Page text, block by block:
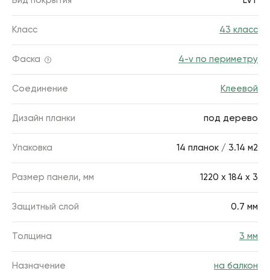
Класс 43 класс
Фаска 4-v по периметру
Соединение Клеевой
Дизайн планки под дерево
Упаковка 14 планок / 3.14 м2
Размер панели, мм 1220 х 184 х 3
Защитный слой 0.7 мм
Толщина 3 мм
Назначение на балкон